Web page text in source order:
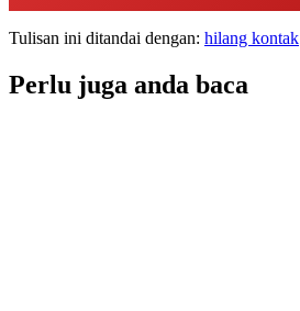
Tulisan ini ditandai dengan: hilang kontak
Perlu juga anda baca